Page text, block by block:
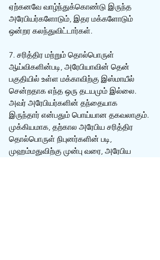
ஏற்கனவே வாழ்ந்துக்கொண்டு இருந்த
அரேபியர்களோடும், இதர மக்களோடும்
ஒன்றர கலந்துவிட்டார்கள்.
7. சரித்திர மற்றும் தொல்பொருள்
ஆய்விகளின்படி, அரேபியாவின் தென்
பகுதியில் உள்ள மக்காவிற்கு இஸ்மாயீல்
சென்றதாக எந்த ஒரு தடயமும் இல்லை.
அவர் அரேபியர்களின் தந்தையாக
இருந்தார் என்பதும் பொய்யான தகவலாகும்.
முக்கியமாக, தற்கால அரேபிய சரித்திர
தொல்பொருள் நிபுனர்களின் படி,
முஹம்மதுவிற்கு முன்பு வரை, அரேபிய